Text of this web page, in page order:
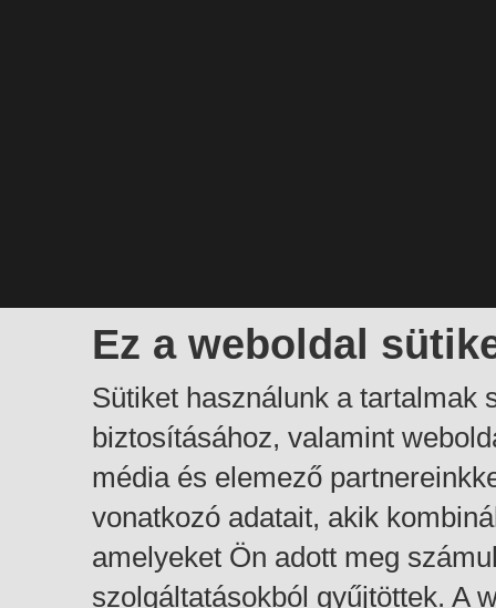
Ez a weboldal
Sütiket használunk a tartalmak
biztosításához, valamint
média és elemező
vonatkozó adatait, akik
amelyeket Ön adott meg
szolgáltatásokból gyűjtöttek. A